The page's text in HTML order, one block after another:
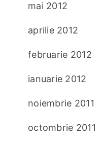
mai 2012
aprilie 2012
februarie 2012
ianuarie 2012
noiembrie 2011
octombrie 2011